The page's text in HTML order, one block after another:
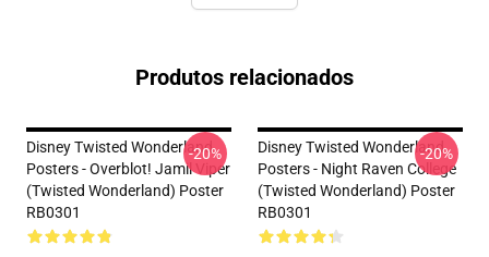
Produtos relacionados
Disney Twisted Wonderland
Posters - Overblot! Jamil Viper
(Twisted Wonderland) Poster
RB0301
-20%
Disney Twisted Wonderland
Posters - Night Raven College
(Twisted Wonderland) Poster
RB0301
-20%